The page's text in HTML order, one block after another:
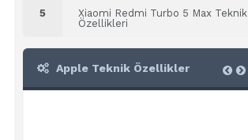
5
Xiaomi Redmi Turbo 5 Max Teknik
Özellikleri
Apple Teknik Özellikler